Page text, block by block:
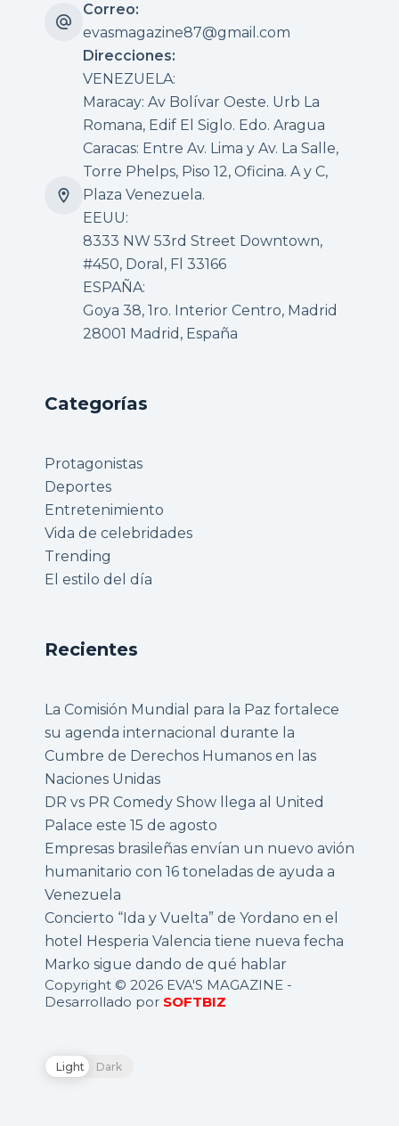
Correo:
evasmagazine87@gmail.com
Direcciones:
VENEZUELA:
Maracay: Av Bolívar Oeste. Urb La
Romana, Edif El Siglo. Edo. Aragua
Caracas: Entre Av. Lima y Av. La Salle,
Torre Phelps, Piso 12, Oficina. A y C,
Plaza Venezuela.
EEUU:
8333 NW 53rd Street Downtown,
#450, Doral, Fl 33166
ESPAÑA:
Goya 38, 1ro. Interior Centro, Madrid
28001 Madrid, España
Categorías
Protagonistas
Deportes
Entretenimiento
Vida de celebridades
Trending
El estilo del día
Recientes
La Comisión Mundial para la Paz fortalece
su agenda internacional durante la
Cumbre de Derechos Humanos en las
Naciones Unidas
DR vs PR Comedy Show llega al United
Palace este 15 de agosto
Empresas brasileñas envían un nuevo avión
humanitario con 16 toneladas de ayuda a
Venezuela
Concierto “Ida y Vuelta” de Yordano en el
hotel Hesperia Valencia tiene nueva fecha
Marko sigue dando de qué hablar
Copyright © 2026 EVA'S MAGAZINE -
Desarrollado por SOFTBIZ
Light Dark